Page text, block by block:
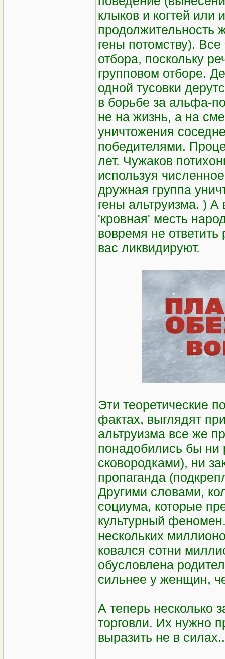
клыков и когтей или
продолжительность
гены потомству). Все
отбора, поскольку
групповом отборе.
одной тусовки
в борьбе за альфа-
не на жизнь, а на
уничтожения
победителями.
лет. Чужаков
используя
дружная группа
гены альтруизма. )
'кровная' месть
вовремя не ответить
вас ликвидируют.
Эти теоретические
фактах, выглядят
альтруизма все же
понадобились бы ни
сковородками), ни
пропаганда
Другими словами,
социума, которые
культурный
нескольких
ковался сотни
обусловлена
сильнее у женщин,
А теперь несколько
торговли. Их нужно
выразить не в